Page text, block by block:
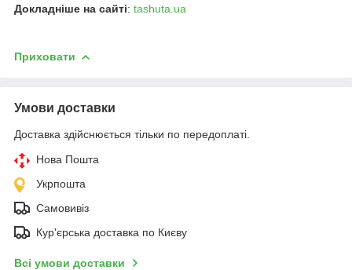
Докладніше на сайті: tashuta.ua
Приховати
Умови доставки
Доставка здійснюється тільки по передоплаті.
Нова Пошта
Укрпошта
Самовивіз
Кур'єрська доставка по Києву
Всі умови доставки